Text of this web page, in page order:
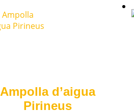
Ampolla d’aigua
Pirineus